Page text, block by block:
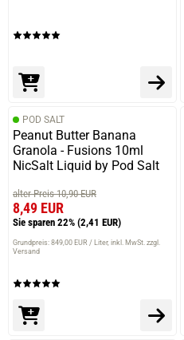
prev
POD SALT
Peanut Butter Banana
Granola - Fusions 10ml
NicSalt Liquid by Pod Salt
alter Preis 10,90 EUR
8,49 EUR
Sie sparen 22% (2,41 EUR)
Grundpreis: 849,00 EUR / Liter inkl. MwSt. zzgl.
Versand